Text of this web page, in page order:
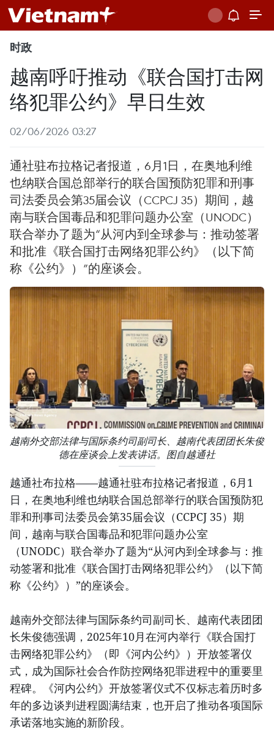
时政
越南呼吁推动《联合国打击网
络犯罪公约》早日生效
02/06/2026 03:27
通社驻布拉格记者报道，6月1日，在奥地利维
也纳联合国总部举行的联合国预防犯罪和刑事
司法委员会第35届会议（CCPCJ 35）期间，越
南与联合国毒品和犯罪问题办公室（UNODC）
联合举办了题为“从河内到全球参与：推动签署
和批准《联合国打击网络犯罪公约》（以下简
称《公约》）”的座谈会。
越南外交部法律与国际条约司副司长、越南代表团团长朱俊
德在座谈会上发表讲话。图自越通社
越通社布拉格——越通社驻布拉格记者报道，6月1
日，在奥地利维也纳联合国总部举行的联合国预防犯
罪和刑事司法委员会第35届会议（CCPCJ 35）期
间，越南与联合国毒品和犯罪问题办公室
（UNODC）联合举办了题为“从河内到全球参与：推
动签署和批准《联合国打击网络犯罪公约》（以下简
称《公约》）”的座谈会。
越南外交部法律与国际条约司副司长、越南代表团团
长朱俊德强调，2025年10月在河内举行《联合国打
击网络犯罪公约》（即《河内公约》）开放签署仪
式，成为国际社会合作防控网络犯罪进程中的重要里
程碑。《河内公约》开放签署仪式不仅标志着历时多
年的多边谈判进程圆满结束，也开启了推动各项国际
承诺落地实施的新阶段。